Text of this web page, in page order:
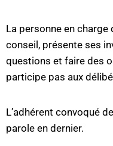
La personne en
conseil, présente ses
questions et faire des
participe pas aux
L’adhérent convoqué
parole en dernier.